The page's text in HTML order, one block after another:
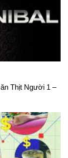
Thịt Người 1 –